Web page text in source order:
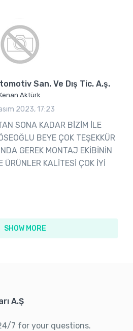
San. Ve Dış Tic. A.ş.
Aktürk
2023, 17:23
SONA KADAR BİZİM İLE
BEYE ÇOK TEŞEKKÜR
GEREK MONTAJ EKİBİNİN
ÜRÜNLER KALİTESİ ÇOK İYİ
SHOW MORE
A.Ş
7 for your questions.